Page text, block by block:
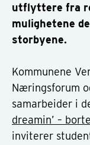
utflyttere fra
mulighetene
storbyene.
Kommunene
Næringsforum
samarbeider i
dreamin’ –
inviterer